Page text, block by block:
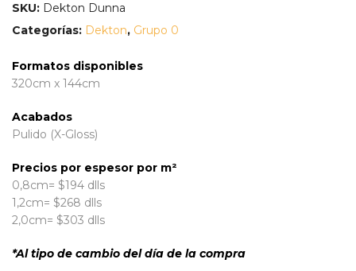
SKU: Dekton Dunna
Categorías: Dekton, Grupo 0
Formatos disponibles
320cm x 144cm
Acabados
Pulido (X-Gloss)
Precios por espesor por m²
0,8cm= $194 dlls
1,2cm= $268 dlls
2,0cm= $303 dlls
*Al tipo de cambio del día de la compra